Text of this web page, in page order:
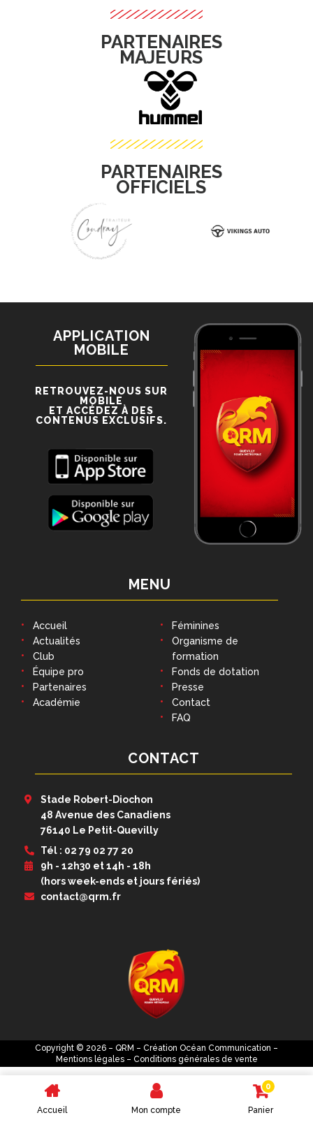
PARTENAIRES
MAJEURS
PARTENAIRES
OFFICIELS
CONTACT
Stade Robert-Diochon
48 Avenue des Canadiens
76140 Le Petit-Quevilly
Tél : 02 79 02 77 20
9h - 12h30 et 14h - 18h
(hors week-ends et jours fériés)
contact@qrm.fr
MENU
Accueil
Actualités
Club
Équipe pro
Partenaires
Académie
Féminines
Organisme de
formation
Fonds de dotation
Presse
Contact
FAQ
APPLICATION
MOBILE
RETROUVEZ-NOUS SUR
MOBILE
ET ACCÉDEZ À DES
CONTENUS EXCLUSIFS.
Copyright © 2026 – QRM – Création Océan Communication –
Mentions légales– Conditions générales de vente
Accueil Mon compte
0
Panier